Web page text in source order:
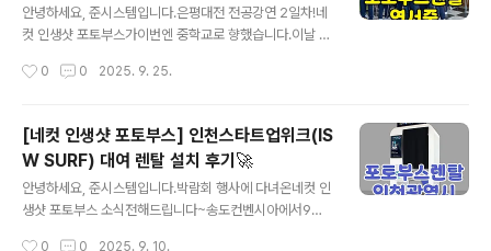
물해 드리는 네컷 부스와따뜻한 연말 만들어 보시기 바랍
니다🩷​감사합니다❣ 네컷 인생샷 포토부스무인 네컷사진
인생샷 포토부스 자세히 보기 ↑↑since 1989 PHOTO
안녕하세요, 준시스템입니다.은평대전 전공강연 2일차!​네
컷 인생샷 포토부스가이번엔 중학교로 향했습니다.이날 전
0분2층 홈베이스에네컷 인생샷 포토부스1대를 설치했습
반응이아주 뜨거웠는데요~포토부스 이벤트는남녀노소 누
구나 선호하지만1020세대가 많은 행사에서특히 빛을 발
한답니다!같이 은평네컷 찍고 싶은친구들, 선생님들과순서
를 기다리는훈훈한 모습 포착💞네컷 인생샷 포토부스는공
간에 크게 제약받지 않고설치, 철수 시간이 짧으며이용, 관
0 0 2025. 9. 25.
[네컷 인생샷 포토부스] 인천스타트업위크(IS
W SURF) 대여 렌탈 설치 후기🚀
안녕하세요, 준시스템입니다.박람회 행사에 다녀온​네컷 인
생샷 포토부스 소식전해드립니다~송도컨벤시아에서9월 1
0 0 2025. 9. 10.